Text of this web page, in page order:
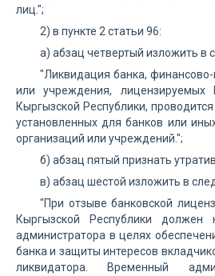
лиц.";
2) в пункте 2 статьи 96:
а) абзац четвертый изложить в
"Ликвидация банка,
или учреждения, лицензируемых
Кыргызской Республики,
установленных для банков или
организаций или учреждений.";
б) абзац пятый признать
в) абзац шестой изложить в
"При отзыве банковской
Кыргызской Республики должен
администратора в целях
банка и защиты интересов
ликвидатора. Временный